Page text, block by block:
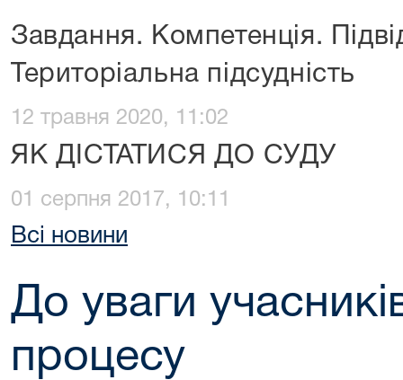
Завдання. Компетенція.
Територіальна підсудність
12 травня 2020, 11:02
ЯК ДІСТАТИСЯ ДО СУДУ
01 серпня 2017, 10:11
Всі новини
До уваги
процесу